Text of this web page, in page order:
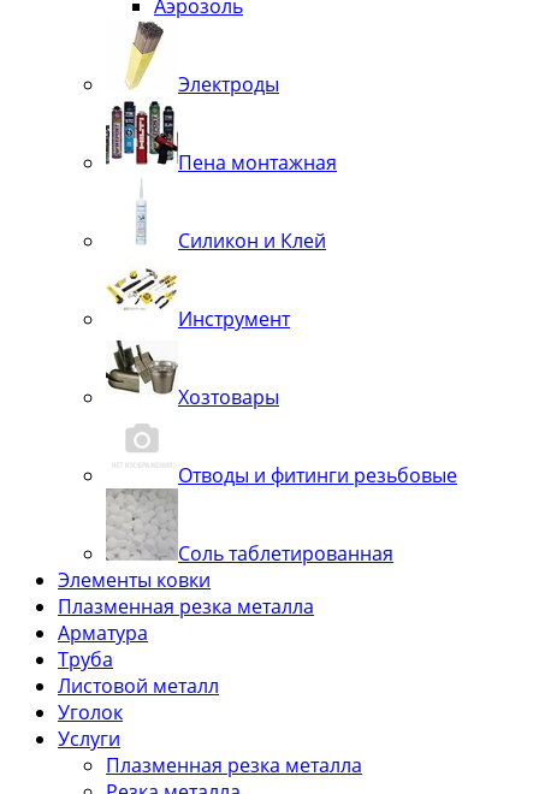
Аэрозоль
Электроды
Пена монтажная
Силикон и Клей
Инструмент
Хозтовары
Отводы и фитинги резьбовые
Соль таблетированная
Элементы ковки
Плазменная резка металла
Арматура
Труба
Листовой металл
Уголок
Услуги
Плазменная резка металла